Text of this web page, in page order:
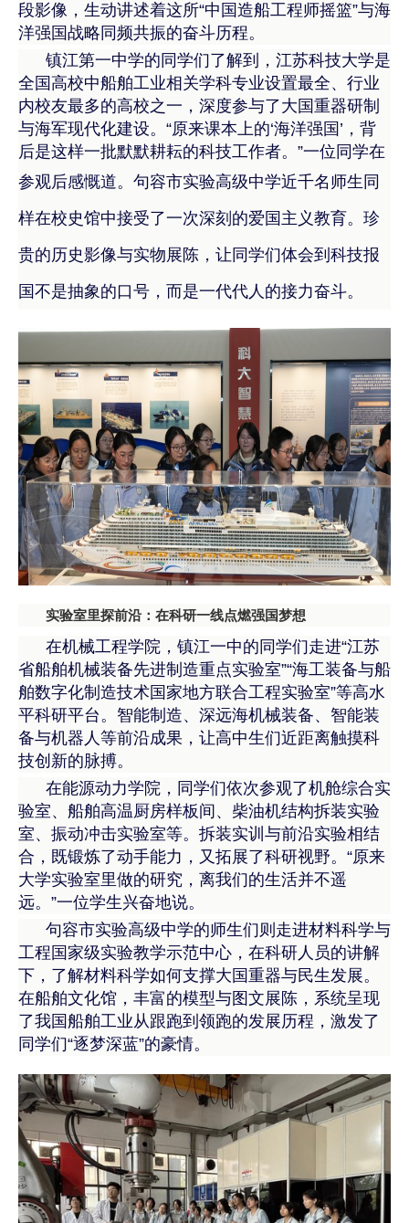
段影像，生动讲述着这所“中国造船工程师摇篮”与海
洋强国战略同频共振的奋斗历程。
镇江第一中学的同学们了解到，江苏科技大学是
全国高校中船舶工业相关学科专业设置最全、行业
内校友最多的高校之一，深度参与了大国重器研制
与海军现代化建设。“原来课本上的‘海洋强国’，背
后是这样一批默默耕耘的科技工作者。”一位同学在
参观后感慨道。 句容市实验高级中学近千名师生同
样在校史馆中接受了一次深刻的爱国主义教育。珍
贵的历史影像与实物展陈，让同学们体会到科技报
国不是抽象的口号，而是一代代人的接力奋斗。
实验室里探前沿：在科研一线点燃强国梦想
在机械工程学院，镇江一中的同学们走进“江苏
省船舶机械装备先进制造重点实验室”“海工装备与船
舶数字化制造技术国家地方联合工程实验室”等高水
平科研平台。智能制造、深远海机械装备、智能装
备与机器人等前沿成果，让高中生们近距离触摸科
技创新的脉搏。
在能源动力学院，同学们依次参观了机舱综合实
验室、船舶高温厨房样板间、柴油机结构拆装实验
室、振动冲击实验室等。拆装实训与前沿实验相结
合，既锻炼了动手能力，又拓展了科研视野。“原来
大学实验室里做的研究，离我们的生活并不遥
远。”一位学生兴奋地说。
句容市实验高级中学的师生们则走进材料科学与
工程国家级实验教学示范中心，在科研人员的讲解
下，了解材料科学如何支撑大国重器与民生发展。
在船舶文化馆，丰富的模型与图文展陈，系统呈现
了我国船舶工业从跟跑到领跑的发展历程，激发了
同学们“逐梦深蓝”的豪情。